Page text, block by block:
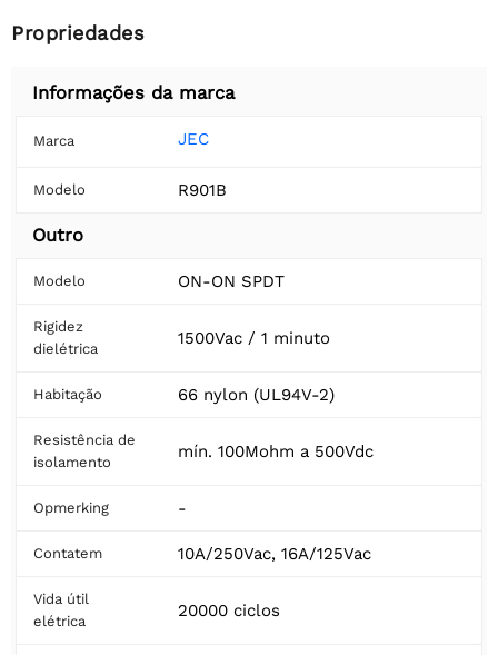
Propriedades
Informações da marca
Marca JEC
Modelo R901B
Outro
Modelo ON-ON SPDT
Rigidez
dielétrica
1500Vac / 1 minuto
Habitação 66 nylon (UL94V-2)
Resistência de
isolamento
mín. 100Mohm a 500Vdc
Opmerking -
Contatem 10A/250Vac, 16A/125Vac
Vida útil
elétrica
20000 ciclos